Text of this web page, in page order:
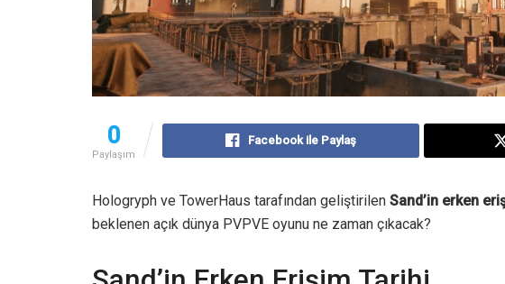
0
Paylaşım
Facebook ile Paylaş
Hologryph ve TowerHaus tarafından geliştirilen Sand’in erken
beklenen açık dünya PVPVE oyunu ne zaman çıkacak?